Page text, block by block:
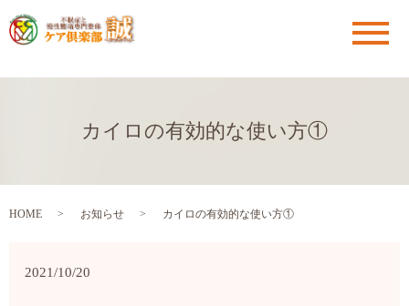
メ
カイロの有効的な使い方①
HOME お知らせ カイロの有効的な使い方①
2021/10/20